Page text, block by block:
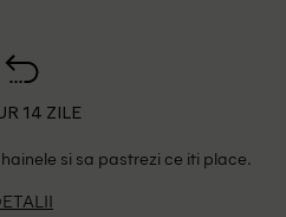
14 ZILE
si sa pastrezi ce iti place.